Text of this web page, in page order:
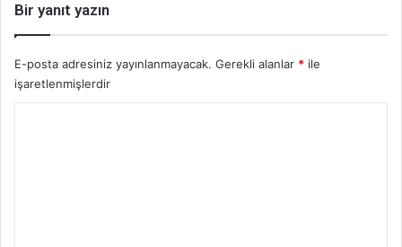
Bir yanıt yazın
E-posta adresiniz yayınlanmayacak. Gerekli alanlar * ile
işaretlenmişlerdir